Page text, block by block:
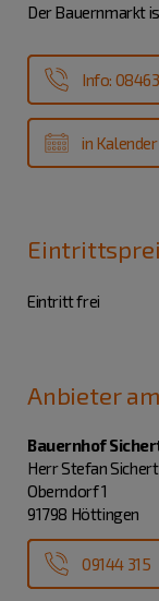
Der Bauernmarkt
Info:
in
Eintritt frei
Anbieter
Bauernhof
Herr Stefan Sichert
Oberndorf 1
91798 Höttingen
09144 315